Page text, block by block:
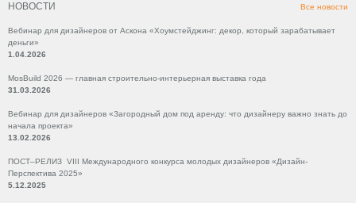
НОВОСТИ Все новости
Вебинар для дизайнеров от Аскона «Хоумстейджинг: декор, который зарабатывает
деньги»
1.04.2026
MosBuild 2026 — главная строительно-интерьерная выставка года
31.03.2026
Вебинар для дизайнеров «Загородный дом под аренду: что дизайнеру важно знать до
начала проекта»
13.02.2026
ПОСТ–РЕЛИЗ VIII Международного конкурса молодых дизайнеров «Дизайн-
Перспектива 2025»
5.12.2025